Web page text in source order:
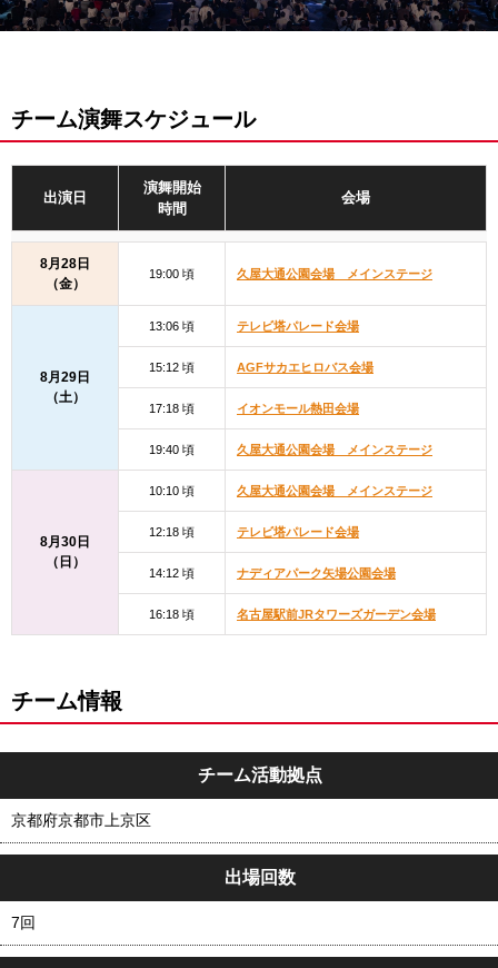
チーム演舞スケジュール
出演日
演舞開始
時間
会場
8月28日
（金）
19:00 頃 久屋大通公園会場 メインステージ
8月29日
（土）
13:06 頃 テレビ塔パレード会場
15:12 頃 AGFサカエヒロバス会場
17:18 頃 イオンモール熱田会場
19:40 頃 久屋大通公園会場 メインステージ
8月30日
（日）
10:10 頃 久屋大通公園会場 メインステージ
12:18 頃 テレビ塔パレード会場
14:12 頃 ナディアパーク矢場公園会場
16:18 頃 名古屋駅前JRタワーズガーデン会場
チーム情報
チーム活動拠点
京都府京都市上京区
出場回数
7回